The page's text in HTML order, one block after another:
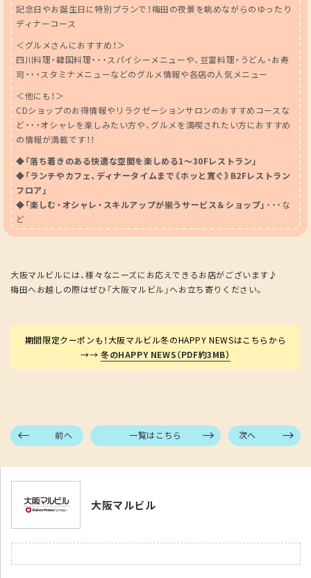
記念日やお誕生日に特別プランで！梅田の夜景を眺めながらのゆったり
ディナーコース
＜グルメさんにおすすめ！＞
四川料理・韓国料理・・・スパイシーメニューや、豆富料理・うどん・お寿
司・・・スタミナメニューなどのグルメ情報や各店の人気メニュー
＜他にも！＞
CDショップのお得情報やリラクゼーションサロンのおすすめコースな
ど・・・オシャレを楽しみたい方や、グルメを満喫されたい方におすすめ
の情報が満載です！！
◆「落ち着きのある快適な空間を楽しめる1～30Fレストラン」
◆「ランチやカフェ、ディナータイムまで《ホッと寛ぐ》B2Fレストラン
フロア」
◆「楽しむ・オシャレ・スキルアップが揃うサービス＆ショップ」 ・・・な
ど
大阪マルビルには、様々なニーズにお応えできるお店がございます♪
梅田へお越しの際はぜひ「大阪マルビル」へお立ち寄りください。
期間限定クーポンも！大阪マルビル冬のHAPPY NEWSはこちらから
→→冬のHAPPY NEWS（PDF約3MB）
前へ 一覧はこちら 次へ
大阪マルビル